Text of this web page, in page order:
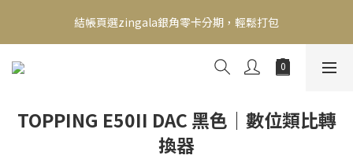
新會員送500！滿額最高回饋2000，刷卡最高12期零利率，馬上了
解👉
結帳頁選zingala銀角零卡分期，輕鬆打包
新會員送500！滿額最高回饋2000，刷卡最高12期零利率，馬上了
TOPPING E50II DAC 黑色｜數位類比轉
換器